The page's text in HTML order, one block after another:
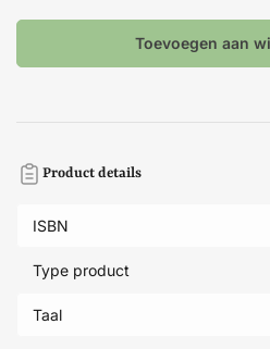
Toevoegen aan
Product details
ISBN
Type product
Taal